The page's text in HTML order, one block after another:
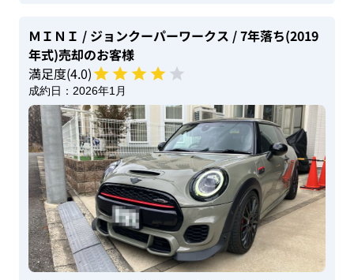
ＭＩＮＩ / ジョンクーパーワークス / 7年落ち(2019
年式)売却のお客様
満足度(4.0)
成約日： 2026年1月